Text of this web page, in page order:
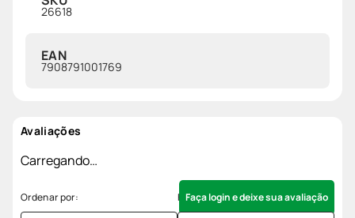
26618
EAN
7908791001769
Avaliações
Carregando…
Faça login e deixe sua avaliação